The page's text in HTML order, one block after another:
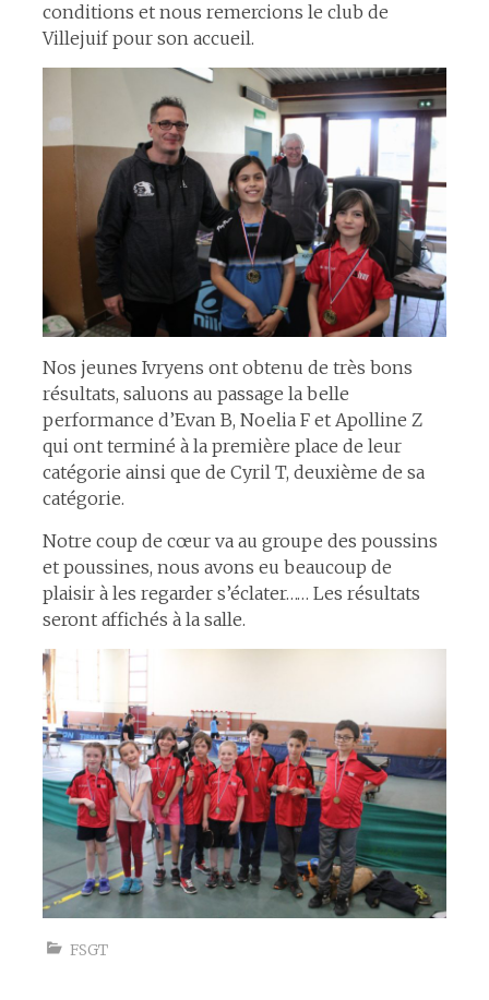
conditions et nous remercions le club de
Villejuif pour son accueil.
Nos jeunes Ivryens ont obtenu de très bons
résultats, saluons au passage la belle
performance d’Evan B, Noelia F et Apolline Z
qui ont terminé à la première place de leur
catégorie ainsi que de Cyril T, deuxième de sa
catégorie.
Notre coup de cœur va au groupe des poussins
et poussines, nous avons eu beaucoup de
plaisir à les regarder s’éclater…… Les résultats
seront affichés à la salle.
FSGT